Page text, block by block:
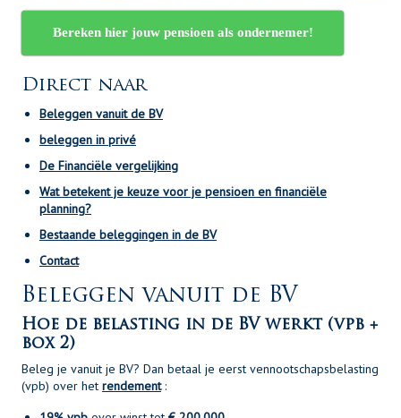
Bereken hier jouw pensioen als ondernemer!
Direct naar
Beleggen vanuit de BV
beleggen in privé
De Financiële vergelijking
Wat betekent je keuze voor je pensioen en financiële
planning?
Bestaande beleggingen in de BV
Contact
Beleggen vanuit de BV
Hoe de belasting in de BV werkt (vpb +
box 2)
Beleg je vanuit je BV? Dan betaal je eerst vennootschapsbelasting
(vpb) over het rendement: